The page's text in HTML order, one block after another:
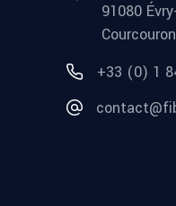
91080
+33 (0) 1